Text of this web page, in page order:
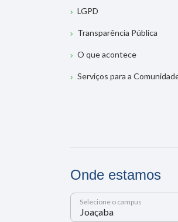
LGPD
Transparência Pública
O que acontece
Serviços para a
Onde estamos
Selecione o campus